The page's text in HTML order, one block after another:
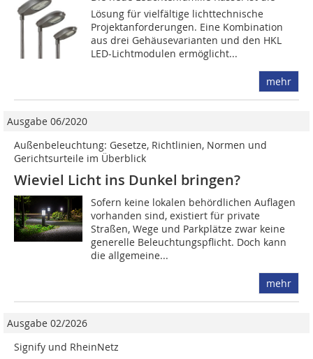
Lösung für vielfältige lichttechnische
Projektanforderungen. Eine Kombination
aus drei Gehäusevarianten und den HKL
LED-Lichtmodulen ermöglicht...
mehr
Ausgabe 06/2020
Außenbeleuchtung: Gesetze, Richtlinien, Normen und
Gerichtsurteile im Überblick
Wieviel Licht ins Dunkel bringen?
Sofern keine lokalen behördlichen ­Auflagen
vorhanden sind, existiert für private
Straßen, Wege und Parkplätze zwar keine
generelle Beleuchtungspflicht. Doch kann
die allgemeine...
mehr
Ausgabe 02/2026
Signify und RheinNetz